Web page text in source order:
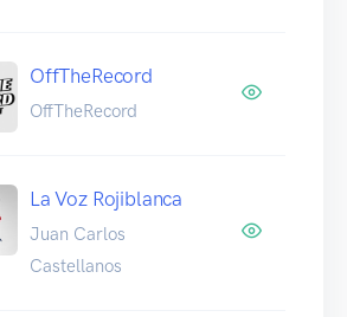
OffTheRecord
OffTheRecord
La Voz Rojiblanca
Juan Carlos
Castellanos